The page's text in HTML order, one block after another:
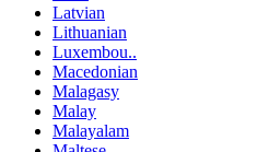
Latvian
Lithuanian
Luxembou..
Macedonian
Malagasy
Malay
Malayalam